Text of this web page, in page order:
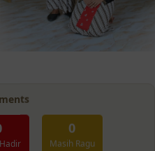
0
Masih Ragu